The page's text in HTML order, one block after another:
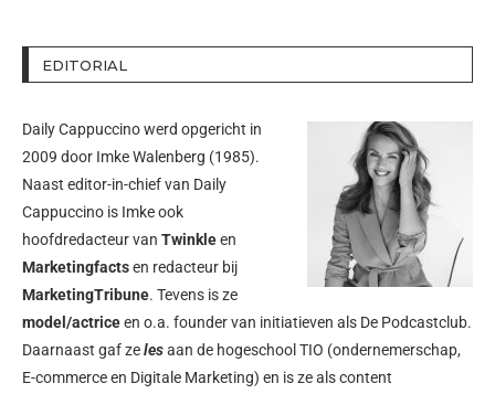
EDITORIAL
Daily Cappuccino werd opgericht in
2009 door Imke Walenberg (1985).
Naast editor-in-chief van Daily
Cappuccino is Imke ook
hoofdredacteur van Twinkleen
Marketingfactsen redacteur bij
MarketingTribune. Tevens is ze
model/actriceen o.a. founder van initiatieven als De Podcastclub.
Daarnaast gaf zelesaan de hogeschool TIO (ondernemerschap,
E-commerce en Digitale Marketing) en is ze als content